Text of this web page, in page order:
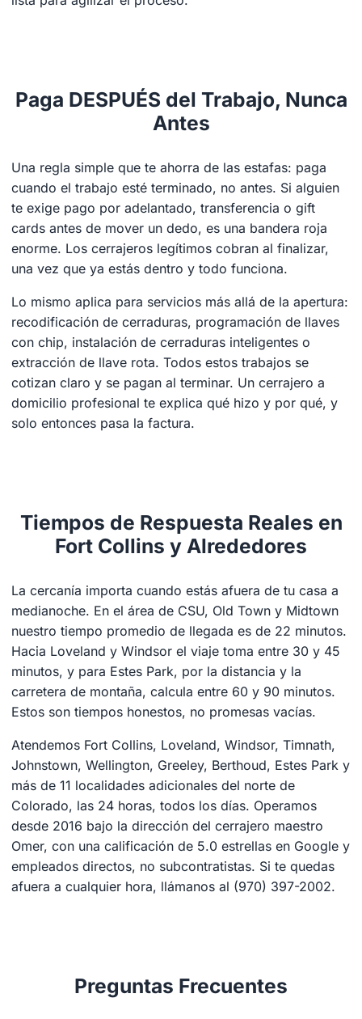
Paga DESPUÉS del Trabajo, Nunca
Antes
Una regla simple que te ahorra de las estafas: paga
cuando el trabajo esté terminado, no antes. Si alguien
te exige pago por adelantado, transferencia o gift
cards antes de mover un dedo, es una bandera roja
enorme. Los cerrajeros legítimos cobran al finalizar,
una vez que ya estás dentro y todo funciona.
Lo mismo aplica para servicios más allá de la apertura:
recodificación de cerraduras, programación de llaves
con chip, instalación de cerraduras inteligentes o
extracción de llave rota. Todos estos trabajos se
cotizan claro y se pagan al terminar. Un cerrajero a
domicilio profesional te explica qué hizo y por qué, y
solo entonces pasa la factura.
Tiempos de Respuesta Reales en
Fort Collins y Alrededores
La cercanía importa cuando estás afuera de tu casa a
medianoche. En el área de CSU, Old Town y Midtown
nuestro tiempo promedio de llegada es de 22 minutos.
Hacia Loveland y Windsor el viaje toma entre 30 y 45
minutos, y para Estes Park, por la distancia y la
carretera de montaña, calcula entre 60 y 90 minutos.
Estos son tiempos honestos, no promesas vacías.
Atendemos Fort Collins, Loveland, Windsor, Timnath,
Johnstown, Wellington, Greeley, Berthoud, Estes Park y
más de 11 localidades adicionales del norte de
Colorado, las 24 horas, todos los días. Operamos
desde 2016 bajo la dirección del cerrajero maestro
Omer, con una calificación de 5.0 estrellas en Google y
empleados directos, no subcontratistas. Si te quedas
afuera a cualquier hora, llámanos al (970) 397-2002.
Preguntas Frecuentes